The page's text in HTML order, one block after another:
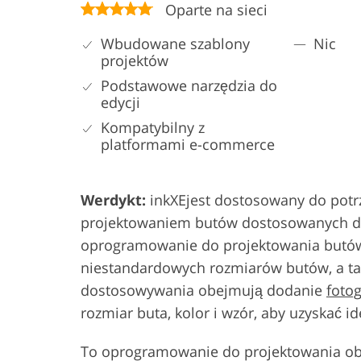
Oparte na sieci
Wbudowane szablony
projektów
Podstawowe narzędzia do
edycji
Kompatybilny z
platformami e-commerce
Nic
Werdykt: inkXEjest dostosowany do
projektowaniem butów dostosowanych
oprogramowanie do projektowania
niestandardowych rozmiarów butów, a
dostosowywania obejmują dodanie
rozmiar buta, kolor i wzór, aby uzyskać
To oprogramowanie do projektowania